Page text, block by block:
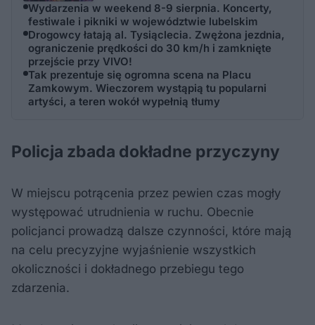
Wydarzenia w weekend 8-9 sierpnia. Koncerty,
festiwale i pikniki w województwie lubelskim
Drogowcy łatają al. Tysiąclecia. Zwężona jezdnia,
ograniczenie prędkości do 30 km/h i zamknięte
przejście przy VIVO!
Tak prezentuje się ogromna scena na Placu
Zamkowym. Wieczorem wystąpią tu popularni
artyści, a teren wokół wypełnią tłumy
Policja zbada dokładne przyczyny
W miejscu potrącenia przez pewien czas mogły
występować utrudnienia w ruchu. Obecnie
policjanci prowadzą dalsze czynności, które mają
na celu precyzyjne wyjaśnienie wszystkich
okoliczności i dokładnego przebiegu tego
zdarzenia.